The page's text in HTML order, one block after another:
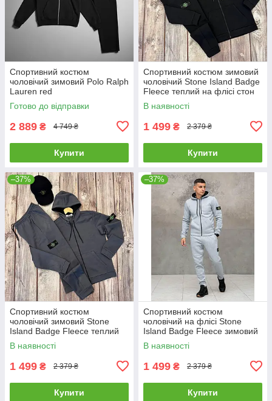
Спортивний костюм
чоловічий зимовий Polo Ralph
Lauren red
Готово до відправки
2 889 ₴ 4 749 ₴
Купити
Спортивний костюм зимовий
чоловічий Stone Island Badge
Fleece теплий на флісі стон
айленд чорний
В наявності
1 499 ₴ 2 379 ₴
Купити
–37%
Спортивний костюм
чоловічий зимовий Stone
Island Badge Fleece теплий
на флісі стон айленд
графітовий
В наявності
1 499 ₴ 2 379 ₴
Купити
–37%
Спортивний костюм
чоловічий на флісі Stone
Island Badge Fleece зимовий
худі штани стон айленд сірий
В наявності
1 499 ₴ 2 379 ₴
Купити